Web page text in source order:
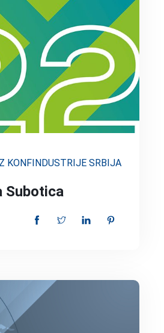
KONFINDUSTRIJE SRBIJA
Subotica